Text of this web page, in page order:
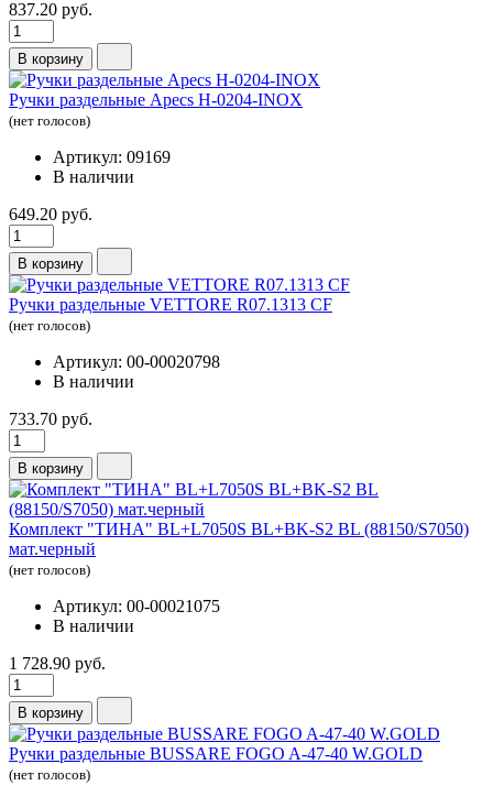
837.20 руб.
В корзину
Ручки раздельные Apecs H-0204-INOX
(нет голосов)
Артикул: 09169
В наличии
649.20 руб.
В корзину
Ручки раздельные VETTORE R07.1313 CF
(нет голосов)
Артикул: 00-00020798
В наличии
733.70 руб.
В корзину
Комплект "ТИНА" BL+L7050S BL+BK-S2 BL (88150/S7050)
мат.черный
(нет голосов)
Артикул: 00-00021075
В наличии
1 728.90 руб.
В корзину
Ручки раздельные BUSSARE FOGO A-47-40 W.GOLD
(нет голосов)